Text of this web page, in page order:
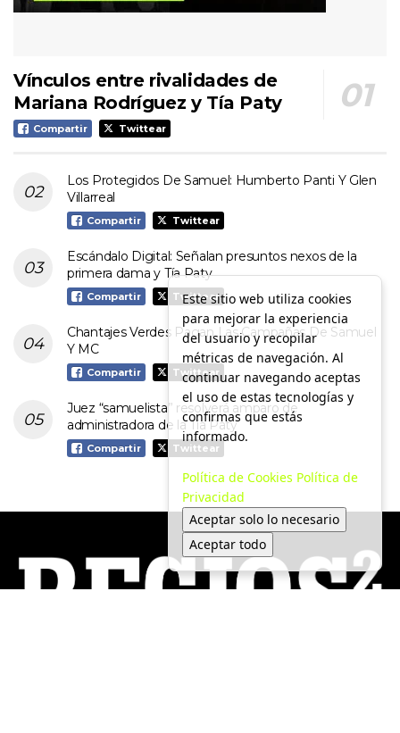
Vínculos entre rivalidades de
Mariana Rodríguez y Tía Paty
Compartir Twittear
Los Protegidos De Samuel: Humberto Panti Y Glen
Villarreal
Compartir Twittear
Escándalo Digital: Señalan presuntos nexos de la
primera dama y Tía Paty
Compartir Twittear
Chantajes Verdes Pagan Las Campañas De Samuel
Y MC
Compartir Twittear
Juez “samuelista” resolverá amparo de
administradora de la Tía Paty
Compartir Twittear
Este sitio web utiliza cookies
para mejorar la experiencia
del usuario y recopilar
métricas de navegación. Al
continuar navegando aceptas
el uso de estas tecnologías y
confirmas que estás
informado.
Política de Cookies Política de
Privacidad
Aceptar solo lo necesario
Aceptar todo